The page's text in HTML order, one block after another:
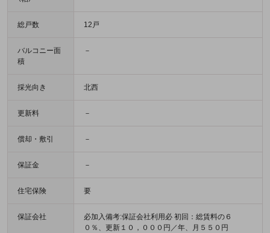
総戸数 12戸
バルコニー面
積
－
採光向き 北西
更新料 －
償却・敷引 －
保証金 －
住宅保険 要
保証会社
必加入備考:保証会社利用必 初回：総賃料の６
０％、更新１０，０００円／年、月５５０円